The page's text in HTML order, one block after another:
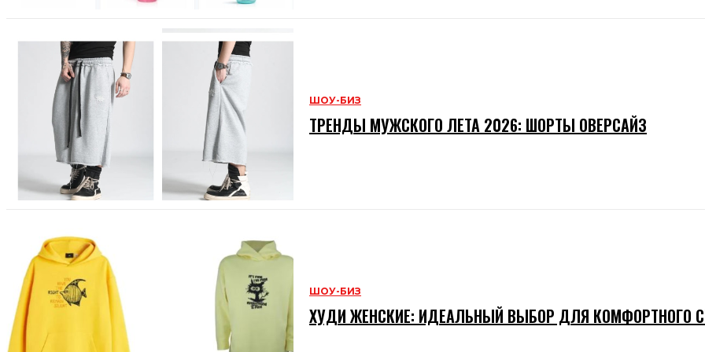
ШОУ-БИЗ
ТРЕНДЫ МУЖСКОГО ЛЕТА 2026: ШОРТЫ ОВЕРСАЙЗ
ШОУ-БИЗ
ХУДИ ЖЕНСКИЕ: ИДЕАЛЬНЫЙ ВЫБОР ДЛЯ КОМФОРТНОГО